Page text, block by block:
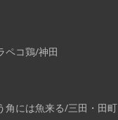
ペコ鶏/神田
角には魚来る/三田・田町